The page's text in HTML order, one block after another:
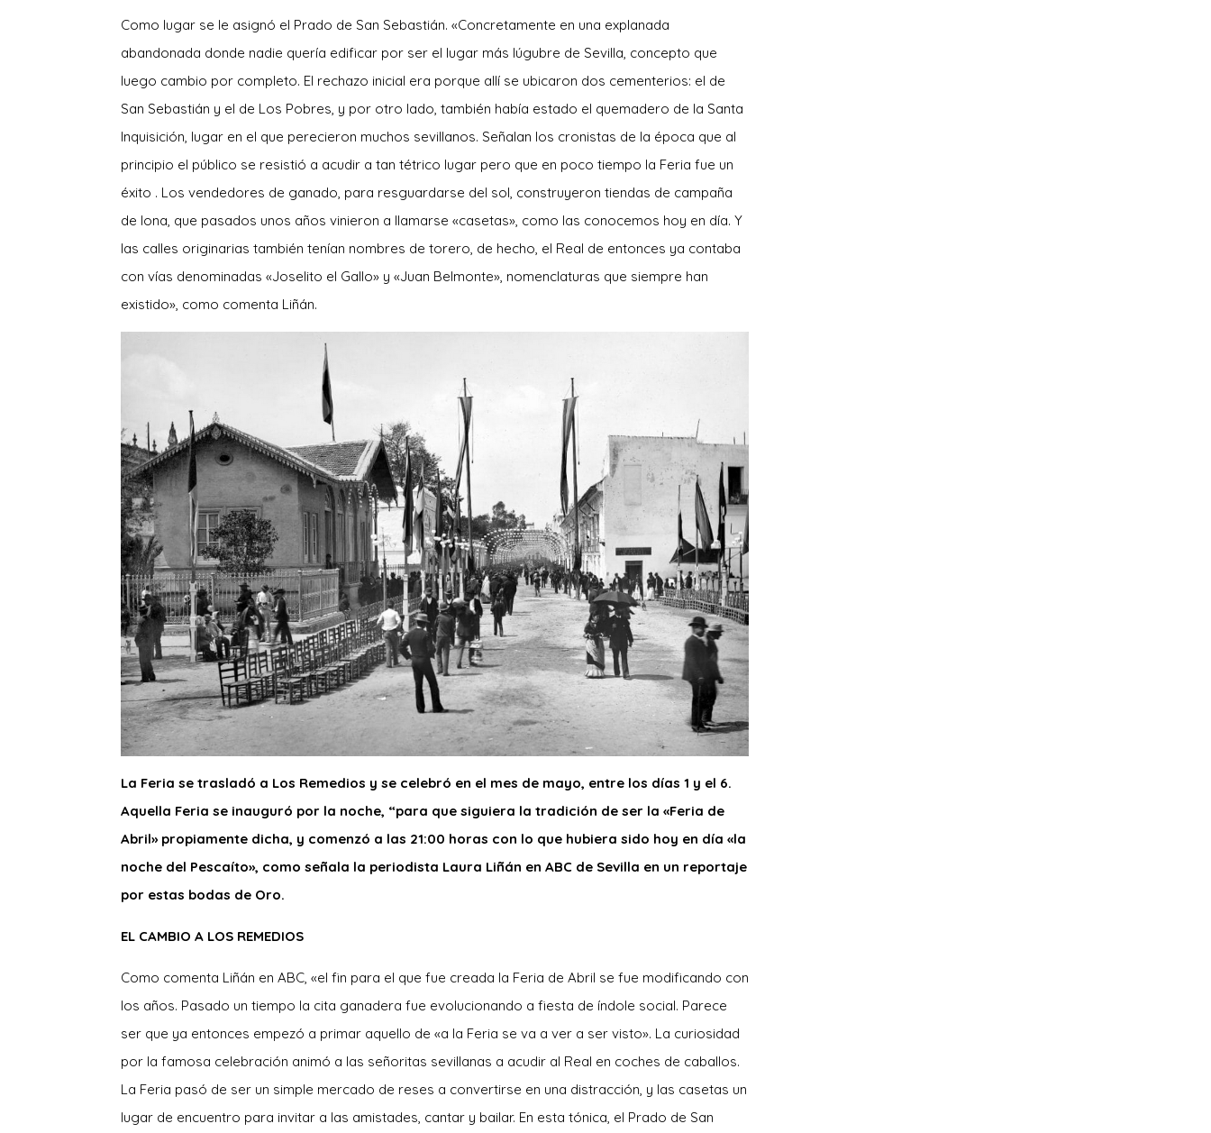
Como lugar se le asignó el Prado de San Sebastián. «Concretamente en una explanada
abandonada donde nadie quería edificar por ser el lugar más lúgubre de Sevilla, concepto que
luego cambio por completo. El rechazo inicial era porque allí se ubicaron dos cementerios: el de
San Sebastián y el de Los Pobres, y por otro lado, también había estado el quemadero de la Santa
Inquisición, lugar en el que perecieron muchos sevillanos. Señalan los cronistas de la época que al
principio el público se resistió a acudir a tan tétrico lugar pero que en poco tiempo la Feria fue un
éxito . Los vendedores de ganado, para resguardarse del sol, construyeron tiendas de campaña
de lona, que pasados unos años vinieron a llamarse «casetas», como las conocemos hoy en día. Y
las calles originarias también tenían nombres de torero, de hecho, el Real de entonces ya contaba
con vías denominadas «Joselito el Gallo» y «Juan Belmonte», nomenclaturas que siempre han
existido», como comenta Liñán.
La Feria se trasladó a Los Remedios y se celebró en el mes de mayo, entre los días 1 y el 6.
Aquella Feria se inauguró por la noche, “para que siguiera la tradición de ser la «Feria de
Abril» propiamente dicha, y comenzó a las 21:00 horas con lo que hubiera sido hoy en día «la
noche del Pescaíto», como señala la periodista Laura Liñán en ABC de Sevilla en un reportaje
por estas bodas de Oro.
EL CAMBIO A LOS REMEDIOS
Como comenta Liñán en ABC, «el fin para el que fue creada la Feria de Abril se fue modificando con
los años. Pasado un tiempo la cita ganadera fue evolucionando a fiesta de índole social. Parece
ser que ya entonces empezó a primar aquello de «a la Feria se va a ver a ser visto». La curiosidad
por la famosa celebración animó a las señoritas sevillanas a acudir al Real en coches de caballos.
La Feria pasó de ser un simple mercado de reses a convertirse en una distracción, y las casetas un
lugar de encuentro para invitar a las amistades, cantar y bailar. En esta tónica, el Prado de San